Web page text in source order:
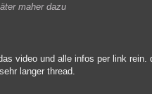
maher dazu
video und alle infos per link rein.
langer thread.